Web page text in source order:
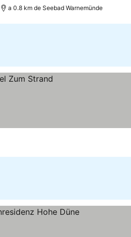
a 0.8 km de Seebad Warnemünde